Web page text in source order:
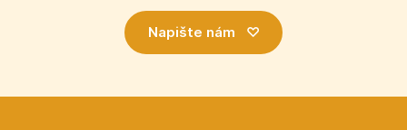
Napište nám ♡
Napište nám ♡